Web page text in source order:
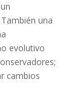
una
evolutivo
cambios